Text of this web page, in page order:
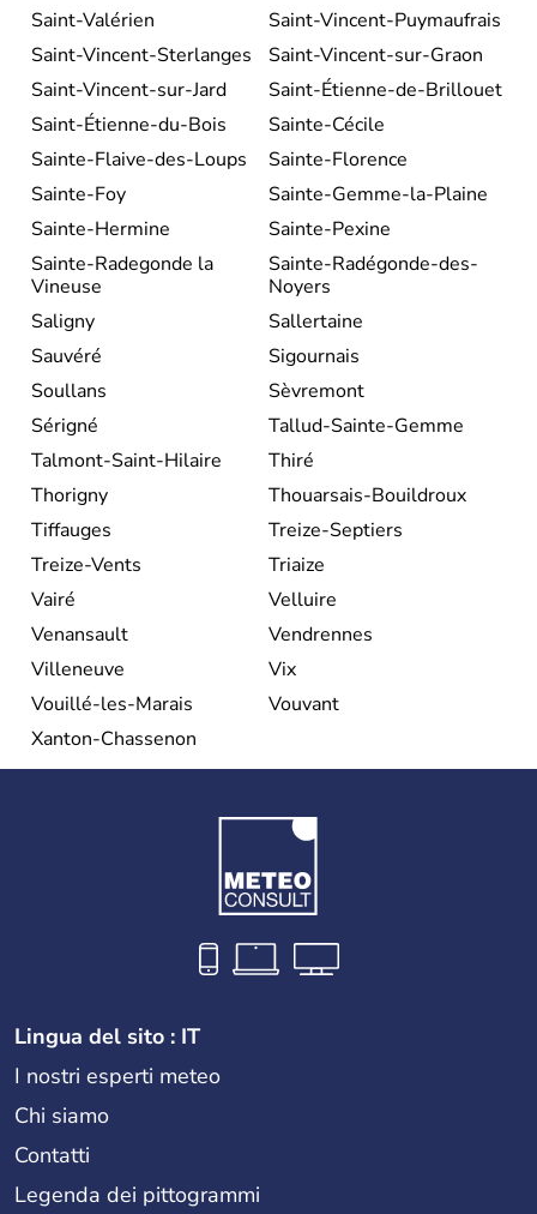
Saint-Valérien
Saint-Vincent-Puymaufrais
Saint-Vincent-Sterlanges
Saint-Vincent-sur-Graon
Saint-Vincent-sur-Jard
Saint-Étienne-de-Brillouet
Saint-Étienne-du-Bois
Sainte-Cécile
Sainte-Flaive-des-Loups
Sainte-Florence
Sainte-Foy
Sainte-Gemme-la-Plaine
Sainte-Hermine
Sainte-Pexine
Sainte-Radegonde la
Vineuse
Sainte-Radégonde-des-
Noyers
Saligny
Sallertaine
Sauvéré
Sigournais
Soullans
Sèvremont
Sérigné
Tallud-Sainte-Gemme
Talmont-Saint-Hilaire
Thiré
Thorigny
Thouarsais-Bouildroux
Tiffauges
Treize-Septiers
Treize-Vents
Triaize
Vairé
Velluire
Venansault
Vendrennes
Villeneuve
Vix
Vouillé-les-Marais
Vouvant
Xanton-Chassenon
Lingua del sito : IT
I nostri esperti meteo
Chi siamo
Contatti
Legenda dei pittogrammi